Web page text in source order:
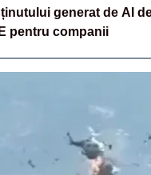
generat de AI
pentru companii